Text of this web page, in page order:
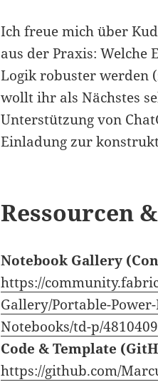
Ich freue mich über
aus der Praxis: Welche
Logik robuster werden
wollt ihr als Nächstes
Unterstützung von
Einladung zur
Ressourcen
Notebook Gallery
https://
Gallery/Portable-
Notebooks/td-p/4810409
Code & Template
https://github.com/